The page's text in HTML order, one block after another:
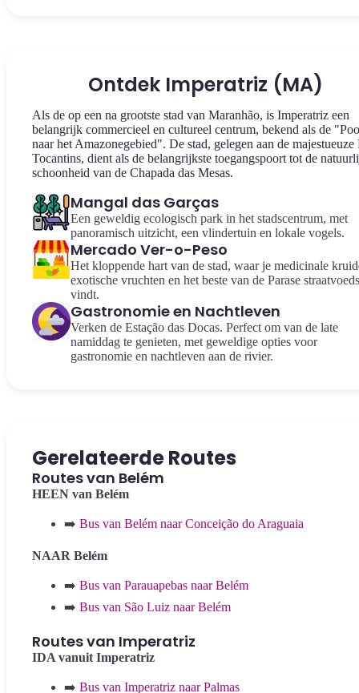
Ontdek Imperatriz (MA)
Als de op een na grootste stad van Maranhão, is Imperatriz een
belangrijk commercieel en cultureel centrum, bekend als de
naar het Amazonegebied". De stad, gelegen aan de majestueuze
Tocantins, dient als de belangrijkste toegangspoort tot de
schoonheid van de Chapada das Mesas.
Mangal das Garças
Een geweldig ecologisch park in het stadscentrum, met
panoramisch uitzicht, een vlindertuin en lokale vogels.
Mercado Ver-o-Peso
Het kloppende hart van de stad, waar je medicinale
exotische vruchten en het beste van de Parase
vindt.
Gastronomie en Nachtleven
Verken de Estação das Docas. Perfect om van de late
namiddag te genieten, met geweldige opties voor
gastronomie en nachtleven aan de rivier.
Gerelateerde Routes
Routes van Belém
HEEN van Belém
➡️ Bus van Belém naar Conceição do Araguaia
NAAR Belém
➡️ Bus van Parauapebas naar Belém
➡️ Bus van São Luiz naar Belém
Routes van Imperatriz
IDA vanuit Imperatriz
➡️ Bus van Imperatriz naar Palmas